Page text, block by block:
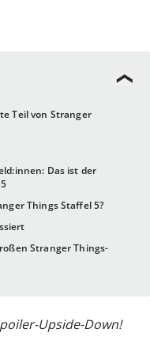
Teil von Stranger
Das ist der
Things Staffel 5?
Stranger Things-
Upside-Down!